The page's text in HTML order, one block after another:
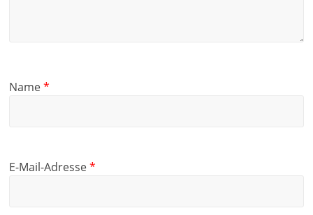
Name*
E-Mail-Adresse*